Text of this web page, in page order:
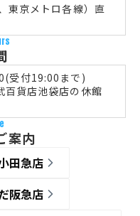
東京メトロ各線）直
受付19:00まで)
百貨店池袋店の休館
案内
田急店
阪急店